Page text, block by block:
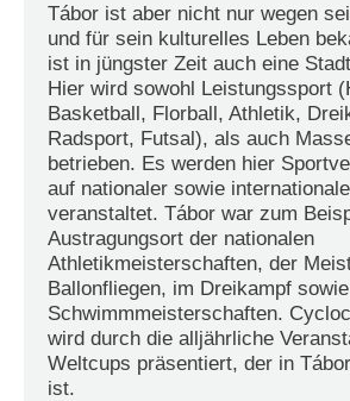
Tábor ist aber nicht nur wegen
und für sein kulturelles Leben
ist in jüngster Zeit auch eine
Hier wird sowohl Leistungssport
Basketball, Florball, Athletik,
Radsport, Futsal), als auch
betrieben. Es werden hier
auf nationaler sowie
veranstaltet. Tábor war zum
Austragungsort der nationalen
Athletikmeisterschaften, der
Ballonfliegen, im Dreikampf
Schwimmmeisterschaften.
wird durch die alljährliche
Weltcups präsentiert, der in
ist.